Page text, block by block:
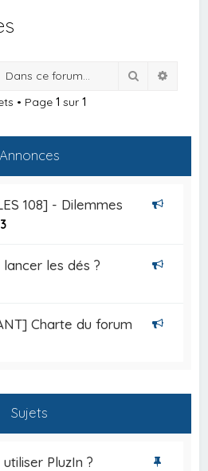
Rechercher
• Page 1 sur 1
Annonces
108] - Dilemmes
3
les dés ?
Charte du forum
Sujets
PluzIn ?